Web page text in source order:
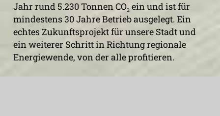
Jahr rund 5.230 Tonnen CO₂ ein und ist für
mindestens 30 Jahre Betrieb ausgelegt. Ein
echtes Zukunftsprojekt für unsere Stadt und
ein weiterer Schritt in Richtung regionale
Energiewende, von der alle profitieren.